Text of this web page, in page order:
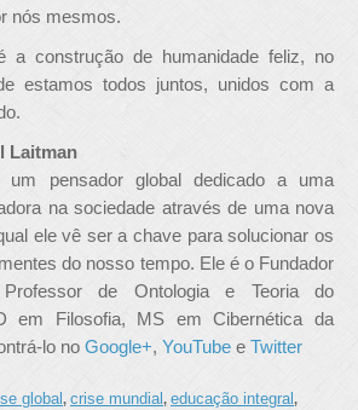
nós mesmos.
a construção de humanidade feliz, no
estamos todos juntos, unidos com a
Laitman
um pensador global dedicado a uma
na sociedade através de uma nova
ele vê ser a chave para solucionar os
do nosso tempo. Ele é o Fundador
de Ontologia e Teoria do
em Filosofia, MS em Cibernética da
lo no Google+, YouTube e Twitter
global, crise mundial, educação integral,